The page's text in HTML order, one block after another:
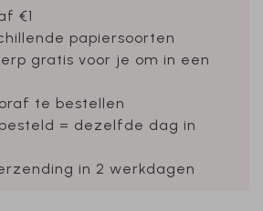
€1
papiersoorten
gratis voor je om in een
te bestellen
besteld = dezelfde dag in
in 2 werkdagen